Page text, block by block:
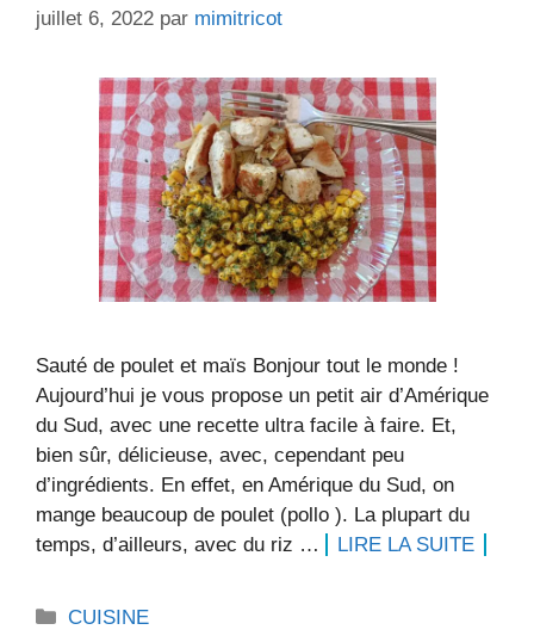
juillet 6, 2022 par mimitricot
Sauté de poulet et maïs Bonjour tout le monde !
Aujourd’hui je vous propose un petit air d’Amérique
du Sud, avec une recette ultra facile à faire. Et,
bien sûr, délicieuse, avec, cependant peu
d’ingrédients. En effet, en Amérique du Sud, on
mange beaucoup de poulet (pollo ). La plupart du
temps, d’ailleurs, avec du riz …
LIRE LA SUITE
Catégories
CUISINE